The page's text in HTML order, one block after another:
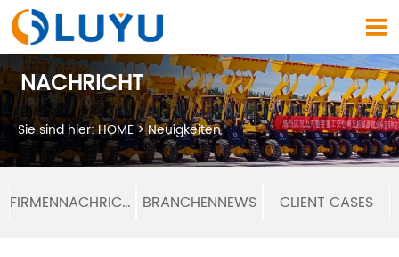

NACHRICHT
Sie sind hier:HOME>Neuigkeiten
FIRMENNACHRICHTEN BRANCHENNEWS CLIENT CASES